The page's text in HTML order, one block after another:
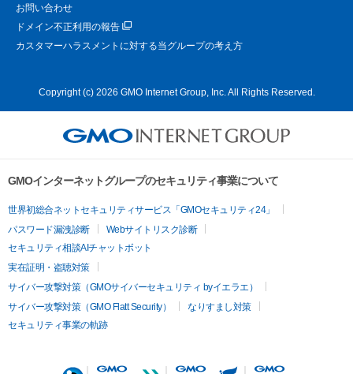
お問い合わせ
ドメイン不正利用の報告
カスタマーハラスメントに対する当グループの考え方
Copyright (c) 2026 GMO Internet Group, Inc. All Rights Reserved.
GMOインターネットグループのセキュリティ事業について
世界初総合ネットセキュリティサービス「GMOセキュリティ24」
パスワード漏洩診断
Webサイトリスク診断
セキュリティ相談AIチャットボット
実在証明・盗聴対策
サイバー攻撃対策（GMOサイバーセキュリティ byイエラエ）
サイバー攻撃対策（GMO Flatt Security）
なりすまし対策
セキュリティ事業の軌跡